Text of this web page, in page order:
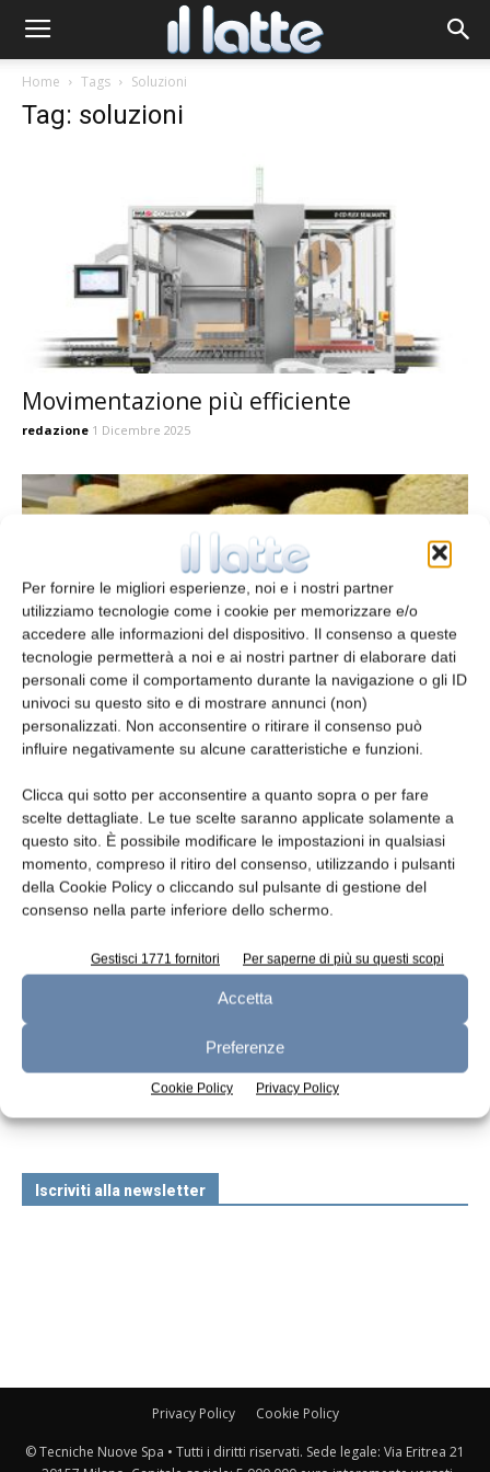
Per fornire le migliori esperienze, noi e i nostri partner
utilizziamo tecnologie come i cookie per memorizzare e/o
accedere alle informazioni del dispositivo. Il consenso a queste
tecnologie permetterà a noi e ai nostri partner di elaborare dati
personali come il comportamento durante la navigazione o gli ID
univoci su questo sito e di mostrare annunci (non)
personalizzati. Non acconsentire o ritirare il consenso può
influire negativamente su alcune caratteristiche e funzioni.
Clicca qui sotto per acconsentire a quanto sopra o per fare
scelte dettagliate. Le tue scelte saranno applicate solamente a
questo sito. È possibile modificare le impostazioni in qualsiasi
momento, compreso il ritiro del consenso, utilizzando i pulsanti
della Cookie Policy o cliccando sul pulsante di gestione del
consenso nella parte inferiore dello schermo.
Gestisci 1771 fornitori Per saperne di più su questi scopi
Accetta
Preferenze
Cookie Policy Privacy Policy
Home Tags Soluzioni
Tag: soluzioni
Movimentazione più efficiente
redazione 1 Dicembre 2025
Soluzioni per ogni formaggio
Luca Ornati 30 Settembre 2013
Leggi la rivista
Edicola Web
Iscriviti alla newsletter
Privacy Policy Cookie Policy
© Tecniche Nuove Spa • Tutti i diritti riservati. Sede legale: Via Eritrea 21